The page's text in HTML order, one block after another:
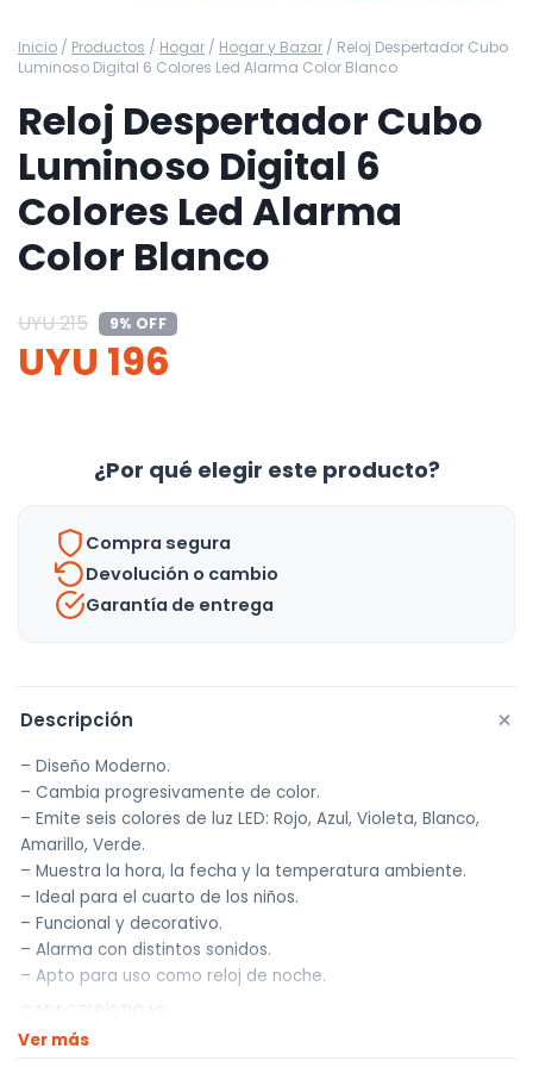
Inicio / Productos / Hogar / Hogar y Bazar / Reloj Despertador Cubo
Luminoso Digital 6 Colores Led Alarma Color Blanco
Reloj Despertador Cubo
Luminoso Digital 6
Colores Led Alarma
Color Blanco
UYU215 9% OFF
UYU 196
¿Por qué elegir este producto?
Compra segura
Devolución o cambio
Garantía de entrega
Descripción +
– Diseño Moderno.
– Cambia progresivamente de color.
– Emite seis colores de luz LED: Rojo, Azul, Violeta, Blanco,
Amarillo, Verde.
– Muestra la hora, la fecha y la temperatura ambiente.
– Ideal para el cuarto de los niños.
– Funcional y decorativo.
– Alarma con distintos sonidos.
– Apto para uso como reloj de noche.
* Dimensiones: 7,5 cm x 7,5 cm x 7,5 cm.
Ver más